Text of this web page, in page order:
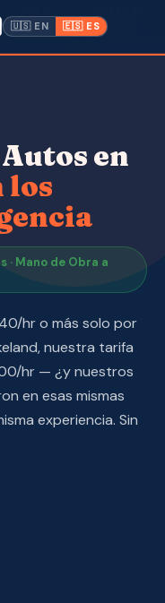
Blvd
·
9675
🇺🇸 EN 🇪🇸 ES
en 10 Min →
en
los
· Mano de Obra a
hr o más solo por
nuestra tarifa
hr — ¿y nuestros
en esas mismas
experiencia. Sin